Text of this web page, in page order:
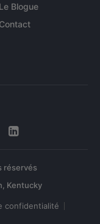
Le Blogue
Contact
réservés
confidentialité